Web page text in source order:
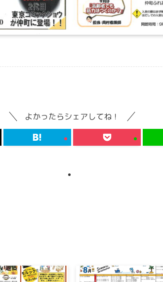
よかったらシェアしてね！